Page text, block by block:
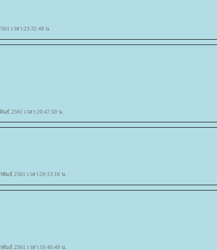
เวลา:23:32:48 น.
ธ์ 2561 เวลา:20:47:50 น.
นธ์ 2561 เวลา:20:13:16 น.
นธ์ 2561 เวลา:10:40:49 น.